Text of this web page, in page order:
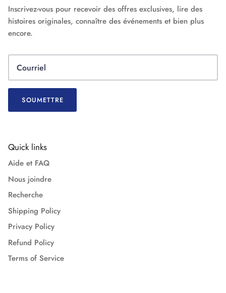
Inscrivez-vous pour recevoir des offres exclusives, lire des
histoires originales, connaître des événements et bien plus
encore.
SOUMETTRE
Quick links
Aide et FAQ
Nous joindre
Recherche
Shipping Policy
Privacy Policy
Refund Policy
Terms of Service